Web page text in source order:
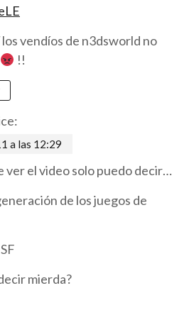
vendíos de n3dsworld no
!!
a las 12:29
ver el video solo puedo decir…
de los juegos de
mierda?